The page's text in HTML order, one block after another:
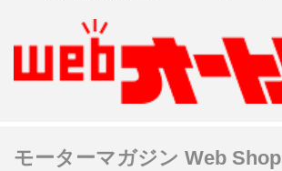
モーターマガジン Web Shop